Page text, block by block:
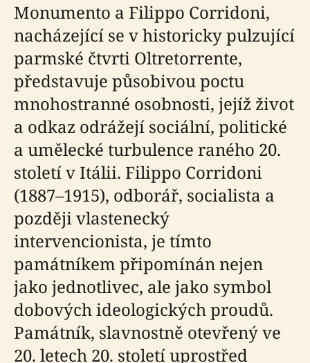
Monumento a Filippo Corridoni,
nacházející se v historicky pulzující
parmské čtvrti Oltretorrente,
představuje působivou poctu
mnohostranné osobnosti, jejíž život
a odkaz odrážejí sociální, politické
a umělecké turbulence raného 20.
století v Itálii. Filippo Corridoni
(1887–1915), odborář, socialista a
později vlastenecký
intervencionista, je tímto
památníkem připomínán nejen
jako jednotlivec, ale jako symbol
dobových ideologických proudů.
Památník, slavnostně otevřený ve
20. letech 20. století uprostřed